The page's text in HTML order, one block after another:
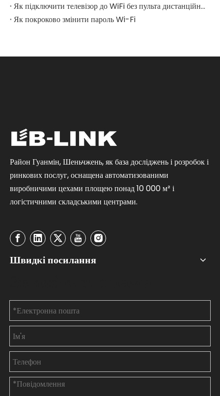
Як підключити телевізор до WiFi без пульта дистанційного керування
Як покроково змінити пароль Wi-Fi
Район Гуанмін, Шеньчжень, як база досліджень і розробок і
ринкових послуг, оснащена автоматизованими
виробничими цехами площею понад 10 000 м² і
логістичними складськими центрами.
Швидкі посилання